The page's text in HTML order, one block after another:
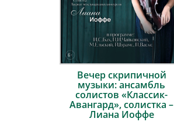
Вечер скрипичной
музыки: ансамбль
солистов «Классик-
Авангард», солистка –
Лиана Иоффе